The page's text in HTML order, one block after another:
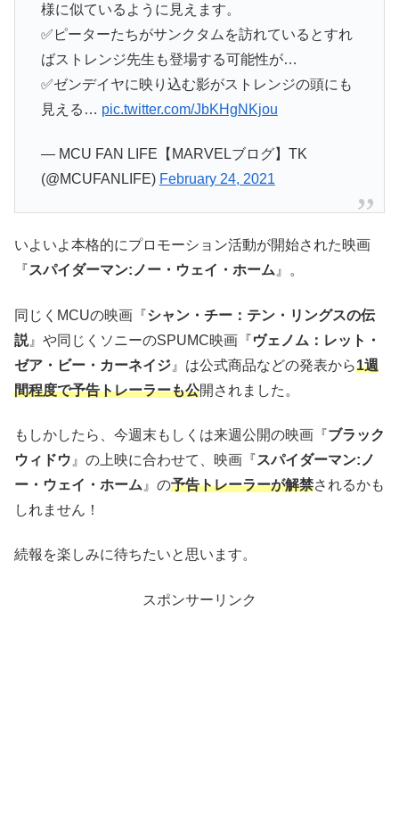
様に似ているように見えます。
✅ピーターたちがサンクタムを訪れているとすれ
ばストレンジ先生も登場する可能性が…
✅ゼンデイヤに映り込む影がストレンジの頭にも
見える… pic.twitter.com/JbKHgNKjou
— MCU FAN LIFE【MARVELブログ】TK
(@MCUFANLIFE) February 24, 2021
いよいよ本格的にプロモーション活動が開始された映画
『スパイダーマン:ノー・ウェイ・ホーム 』。
同じくMCUの映画『シャン・チー：テン・リングスの伝
説』や同じくソニーのSPUMC映画『ヴェノム：レット・
ゼア・ビー・カーネイジ 』は公式商品などの発表から1週
間程度で予告トレーラーも公開されました。
もしかしたら、今週末もしくは来週公開の映画『ブラック
ウィドウ 』の上映に合わせて、映画『スパイダーマン:ノ
ー・ウェイ・ホーム 』の予告トレーラーが解禁されるかも
しれません！
続報を楽しみに待ちたいと思います。
スポンサーリンク